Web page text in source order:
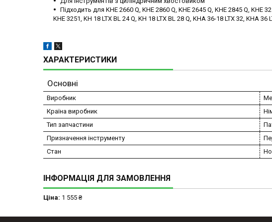
Підходить для KHE 2660 Q, KHE 2860 Q, KHE 2645 Q, KHE 2845 Q, KHE
KHE 3251, KH 18 LTX BL 24 Q, KH 18 LTX BL 28 Q, KHA 36-18 LTX 32, KHA 36
ХАРАКТЕРИСТИКИ
Основні
Виробник
Країна виробник
Тип запчастини
Призначення інструменту
Стан
ІНФОРМАЦІЯ ДЛЯ ЗАМОВЛЕННЯ
Ціна: 1 555 ₴